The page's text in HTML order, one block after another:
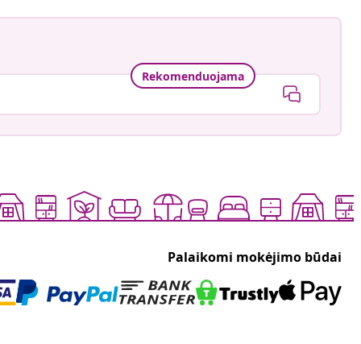
Rekomenduojama
Palaikomi mokėjimo būdai